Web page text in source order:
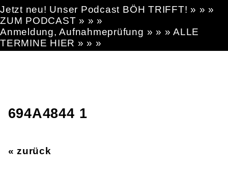
Jetzt neu! Unser Podcast BÖH TRIFFT! » » »
ZUM PODCAST » » »
Anmeldung, Aufnahmeprüfung » » » ALLE
TERMINE HIER » » »
694A4844 1
« zurück